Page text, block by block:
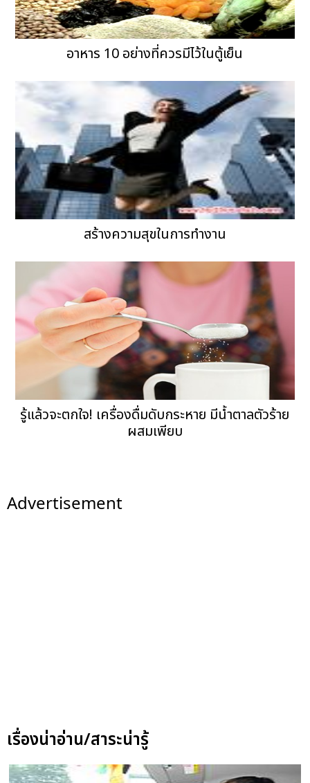
อาหาร 10 อย่างที่ควรมีไว้ในตู้เย็น
สร้างความสุขในการทำงาน
รู้แล้วจะตกใจ! เครื่องดื่มดับกระหาย มีน้ำตาลตัวร้าย
ผสมเพียบ
Advertisement
เรื่องน่าอ่าน/สาระน่ารู้